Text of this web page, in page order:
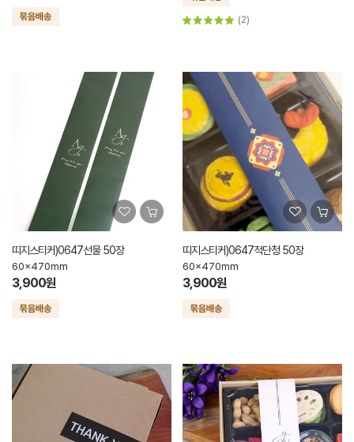
(2)
띠지스티커)0647선물 50장
60x470mm
3,900원
띠지스티커)0647적단청 50장
60x470mm
3,900원